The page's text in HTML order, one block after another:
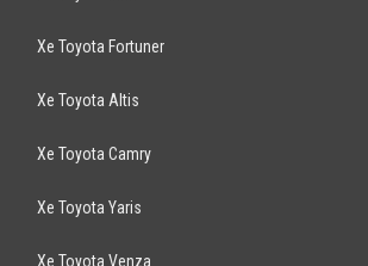
A8 L 4.0 TFSI 2018
Liên hệ
TP Hồ Chí Minh